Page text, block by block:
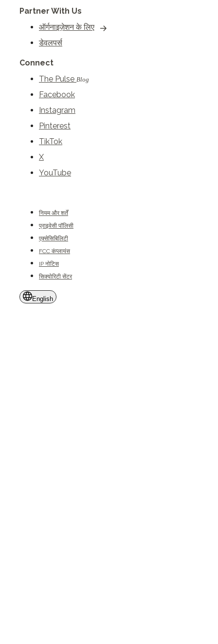
Partner With Us
ऑर्गनाइज़ेशन के लिए
डेवलपर्स
Connect
The Pulse Blog
Facebook
Instagram
Pinterest
TikTok
X
YouTube
नियम और शर्तें
प्राइवेसी पॉलिसी
एक्सेसिबिलिटी
FCC कंप्लायंस
IP नोटिस
सिक्योरिटी सेंटर
English